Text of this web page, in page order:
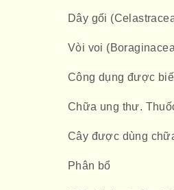
Dây gối
Vòi voi
Công dụng được
Chữa ung thư.
Cây được dùng
Phân bổ